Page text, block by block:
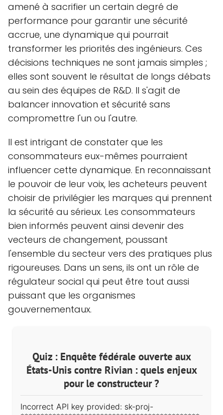
amené à sacrifier un certain degré de
performance pour garantir une sécurité
accrue, une dynamique qui pourrait
transformer les priorités des ingénieurs. Ces
décisions techniques ne sont jamais simples ;
elles sont souvent le résultat de longs débats
au sein des équipes de R&D. Il s'agit de
balancer innovation et sécurité sans
compromettre l'un ou l'autre.
Il est intrigant de constater que les
consommateurs eux-mêmes pourraient
influencer cette dynamique. En reconnaissant
le pouvoir de leur voix, les acheteurs peuvent
choisir de privilégier les marques qui prennent
la sécurité au sérieux. Les consommateurs
bien informés peuvent ainsi devenir des
vecteurs de changement, poussant
l'ensemble du secteur vers des pratiques plus
rigoureuses. Dans un sens, ils ont un rôle de
régulateur social qui peut être tout aussi
puissant que les organismes
gouvernementaux.
Quiz : Enquête fédérale ouverte aux
États-Unis contre Rivian : quels enjeux
pour le constructeur ?
Incorrect API key provided: sk-proj-